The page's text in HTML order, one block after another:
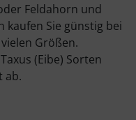
Feldahorn und
kaufen Sie günstig bei
Größen.
(Eibe) Sorten
ab.